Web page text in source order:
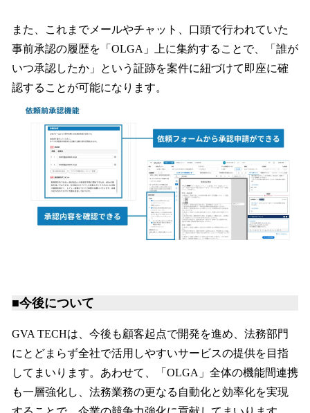
また、これまでメールやチャット、口頭で行われていた
事前承認の履歴を「OLGA」上に集約することで、「誰が
いつ承認したか」という証跡を案件に紐づけて即座に確
認することが可能になります。
■今後について
GVA TECHは、今後も顧客起点で開発を進め、法務部門
にとどまらず全社で活用しやすいサービスの提供を目指
してまいります。あわせて、「OLGA」全体の機能間連携
も一層強化し、法務業務の更なる自動化と効率化を実現